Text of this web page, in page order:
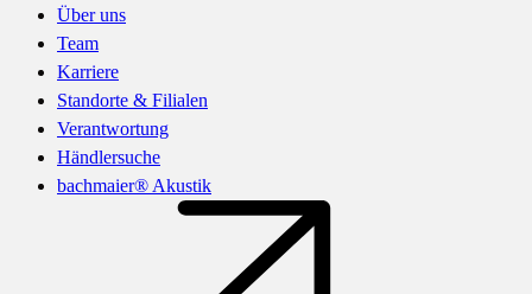
Über uns
Team
Karriere
Standorte & Filialen
Verantwortung
Händlersuche
bachmaier® Akustik